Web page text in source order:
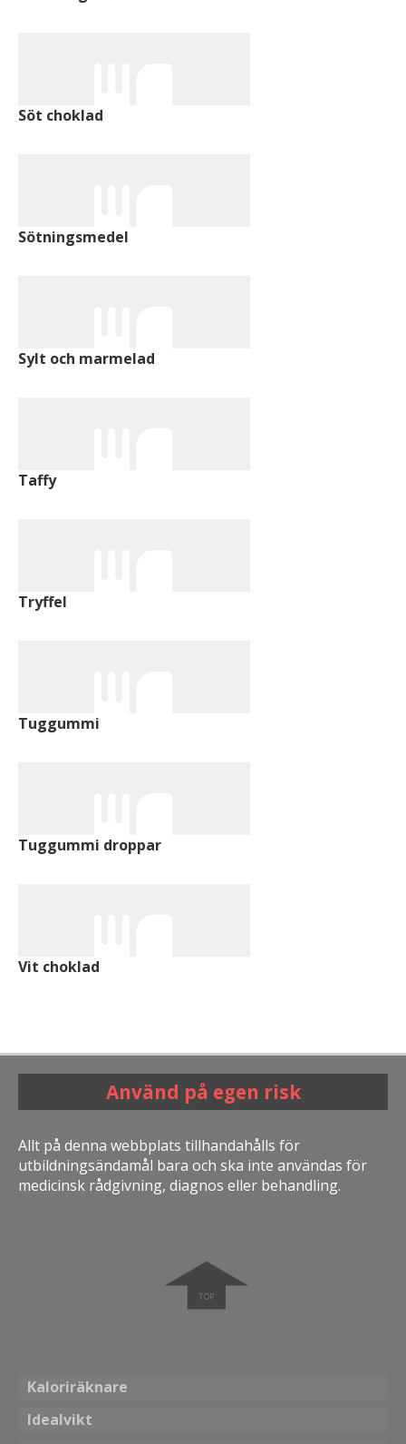
Söt choklad
Sötningsmedel
Sylt och marmelad
Taffy
Tryffel
Tuggummi
Tuggummi droppar
Vit choklad
Använd på egen risk
Allt på denna webbplats tillhandahålls för
utbildningsändamål bara och ska inte användas för
medicinsk rådgivning, diagnos eller behandling.
➧
Kaloriräknare
Idealvikt